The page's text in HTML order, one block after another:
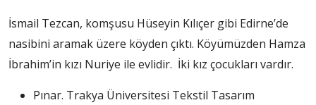
İsmail Tezcan, komşusu Hüseyin Kılıçer gibi Edirne’de
nasibini aramak üzere köyden çıktı. Köyümüzden Hamza
İbrahim’in kızı Nuriye ile evlidir. İki kız çocukları vardır.
Pınar. Trakya Üniversitesi Tekstil Tasarım